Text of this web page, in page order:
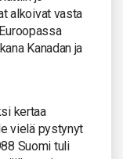
alkoivat vasta
Kanadan ja
kertaa
vielä pystynyt
Suomi tuli